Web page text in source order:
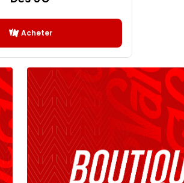
Acheter